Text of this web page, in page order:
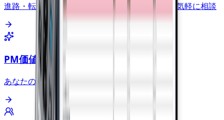
進路・転職タイミング・PMタイプの活かし方を気軽に相談
PM価値観診断（5分）
あなたの PMタイプと向いている環境がわかる